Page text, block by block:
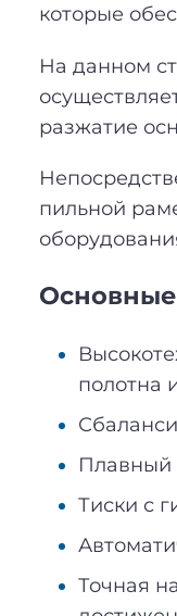
которые
На данном
разжатие
пильной
полотна
Плавный
Тиски с
Точная